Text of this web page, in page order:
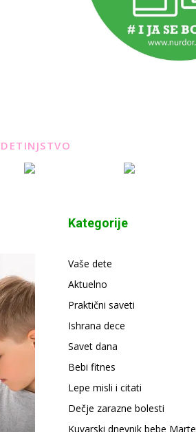
Kategorije
Vaše dete
Aktuelno
Praktični saveti
Ishrana dece
Savet dana
Bebi fitnes
Lepe misli i citati
Dečje zarazne bolesti
Kuvarski dnevnik bebe Marte